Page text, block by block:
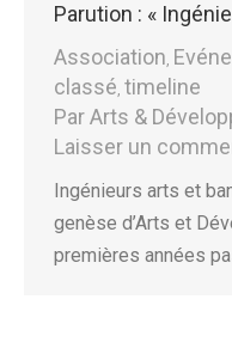
Parution : «
Association,
classé, timeline
ParArts &
Laisser un
Ingénieurs arts et
genèse d’Arts et
premières années